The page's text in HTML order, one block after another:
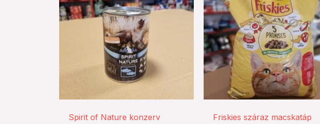
Spirit of Nature konzerv
Friskies száraz macskatáp